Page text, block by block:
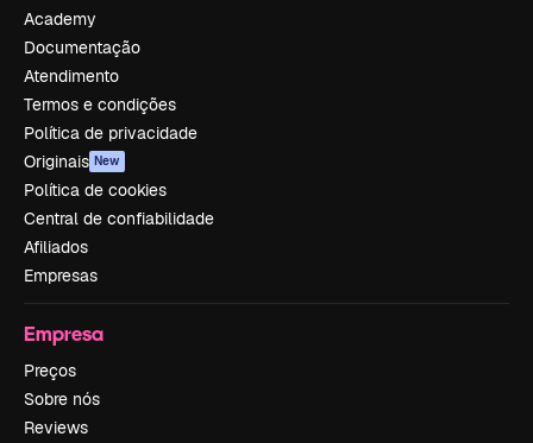
Academy
Documentação
Atendimento
Termos e condições
Política de privacidade
Originais New
Política de cookies
Central de confiabilidade
Afiliados
Empresas
Empresa
Preços
Sobre nós
Reviews